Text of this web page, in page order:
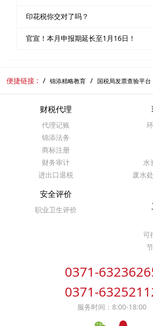
印花税你交对了吗？
官宣！本月申报期延长至1月16日！
便捷链接 : 锦添精略教育 国税局发票查验平台
财税代理
代理记账
锦添法务
商标注册
财务审计
进出口退税
水
废水
安全评价
职业卫生评价
可
0371-
0371-
服务时间：8:00-18:00